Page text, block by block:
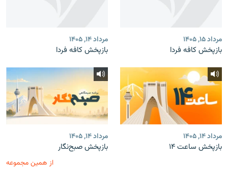
مرداد ۱۵, ۱۴۰۵
بازپخش کافه فردا
مرداد ۱۴, ۱۴۰۵
بازپخش کافه فردا
مرداد ۱۴, ۱۴۰۵
بازپخش ساعت ۱۴
مرداد ۱۴, ۱۴۰۵
بازپخش صبح‌نگار
از همین مجموعه